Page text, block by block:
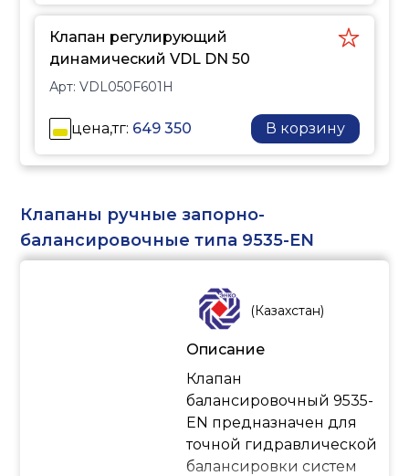
системе. Простая
настройка
максимального расхода
позволяют повысить
энергоэффективность
системы, сократить
работ и обеспечить
стабильную работу
оборудования.
Функция:
Автоматическое
поддержание заданного
перепада давления и
точное управление
расходом тепло- и
холодоносителя.
Клапан регулирующий
динамический VDL DN 50
Арт:VDL050F601H
цена,тг: 649 350 В корзину
Клапаны ручные запорно-
балансировочные типа 9535-EN
(Казахстан)
Описание
Клапан
балансировочный 9535-
EN предназначен для
точной гидравлической
балансировки систем